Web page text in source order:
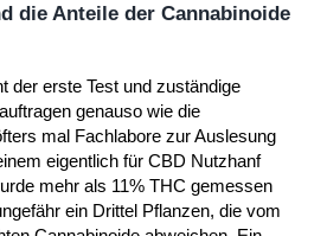
die Anteile der Cannabinoide
der erste Test und zuständige
genauso wie die
mal Fachlabore zur Auslesung
eigentlich für CBD Nutzhanf
mehr als 11% THC gemessen
ein Drittel Pflanzen, die vom